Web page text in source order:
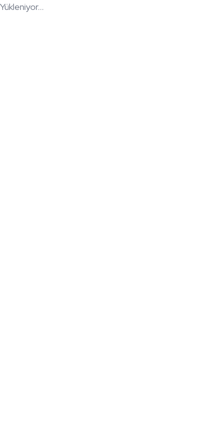
Yükleniyor...